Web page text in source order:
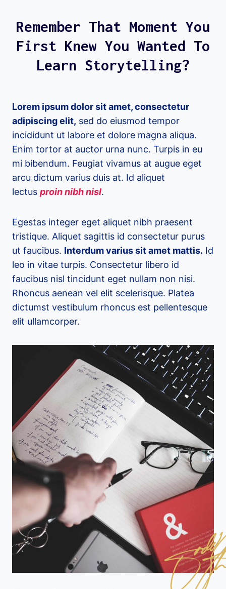
Remember That Moment You
First Knew You Wanted To
Learn Storytelling?
Lorem ipsum dolor sit amet, consectetur
adipiscing elit, sed do eiusmod tempor
incididunt ut labore et dolore magna aliqua.
Enim tortor at auctor urna nunc. Turpis in eu
mi bibendum. Feugiat vivamus at augue eget
arcu dictum varius duis at. Id aliquet
lectus proin nibh nisl.
Egestas integer eget aliquet nibh praesent
tristique. Aliquet sagittis id consectetur purus
ut faucibus. Interdum varius sit amet mattis. Id
leo in vitae turpis. Consectetur libero id
faucibus nisl tincidunt eget nullam non nisi.
Rhoncus aenean vel elit scelerisque. Platea
dictumst vestibulum rhoncus est pellentesque
elit ullamcorper.